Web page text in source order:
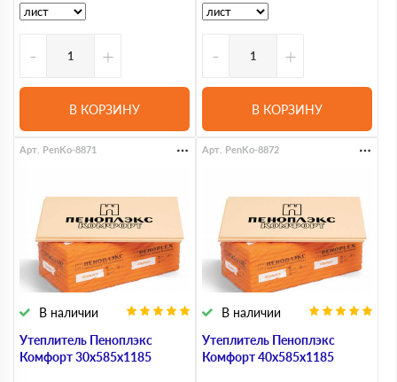
- +
В КОРЗИНУ
- +
В КОРЗИНУ
Утеплитель Пеноплэкс
Комфорт 30х585х1185
В наличии
Арт. PenKo-8871
Утеплитель Пеноплэкс
Комфорт 40х585х1185
В наличии
Арт. PenKo-8872